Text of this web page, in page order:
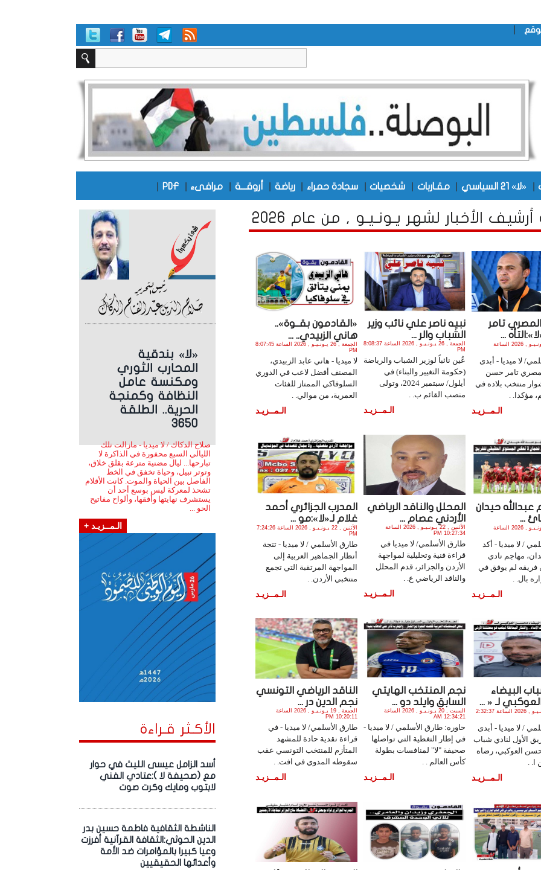
«لا» 21 السياسي مقـاربات شخصيات سجادة حمراء رياضة أروقـــة مرافىء PDF
«لا» بندقية
المحارب الثوري
ومكنسة عامل
النظافة وكمنجة
الحرية.. الطلقة
3650
صلاح الدكاك / لا ميديا - مازالت تلك
الليالي السبع محفورة في الذاكرة لا
تبارحها... ليال مضنية مترعة بقلق خلاق،
وتوتر نبيل، وحياة تخفق في الخط
الفاصل بين الحياة والموت. كانت الأقلام
تشحذ لمعركة ليس بوسع أحد أن
يستشرف نهايتها وأفقها، وألواح مفاتيح
الحو ...
الـمــزيـد +
الأكـثر قـراءة
أسد الزامل عيسى الليث في حوار
مع (صحيفة لا ):عتادي الفني
لابتوب ومايك وكرت صوت
الناشطة الثقافية فاطمة حسين بدر
الدين الحوثي:الثقافة القرآنية أفرزت
وعيا كبيرا بالمؤامرات ضد الأمة
وأعدائها الحقيقيين
أرشيف الأخبار لشهر يـونـيـو , من عام 2026
تامر
...
الأثنين , 29 يـونـيـو , 2026 الساعة
لا ميديا - أبدى
تامر حسن
منتخب بلاده في
مؤكدا. .
الـمــزيـد
نبيه ناصر علي نائب وزير
الشباب والر ...
الجمعة , 26 يـونـيـو , 2026 الساعة 8:08:37
PM
عُين نائباً لوزير الشباب والرياضة
(حكومة التغيير والبناء) في
أيلول/ سبتمبر 2024، وتولى
منصب القائم ب. .
الـمــزيـد
«القادمون بقــوة»..
هاني الزبيدي.. ...
الجمعة , 26 يـونـيـو , 2026 الساعة 8:07:45
PM
لا ميديا - هاني عابد الزبيدي،
المصنف أفضل لاعب في الدوري
السلوفاكي الممتاز للفئات
العمرية، من موالي. .
الـمــزيـد
عبدالله حيدان
...
الثلاثاء , 23 يـونـيـو , 2026 الساعة
/ لا ميديا - أكد
مهاجم نادي
فريقه لم يوفق في
بال. .
الـمــزيـد
المحلل والناقد الرياضي
الأردني عصام ...
الأثنين , 22 يـونـيـو , 2026 الساعة
10:27:34 PM
طارق الأسلمي/ لا ميديا في
قراءة فنية وتحليلية لمواجهة
الأردن والجزائر، قدم المحلل
والناقد الرياضي ع. .
الـمــزيـد
المدرب الجزائري أحمد
غلام لـ«لا»:مو ...
الأثنين , 22 يـونـيـو , 2026 الساعة 7:24:26
PM
طارق الأسلمي / لا ميديا - تتجة
أنظار الجماهير العربية إلى
المواجهة المرتقبة التي تجمع
منتخبي الأردن. .
الـمــزيـد
البيضاء
لـ « ...
الأحد , 21 يـونـيـو , 2026 الساعة 2:32:37
/ لا ميديا - أبدى
الأول لنادي شباب
العوكبي، رضاه
.
الـمــزيـد
نجم المنتخب الهايتي
السابق وايلد دو ...
السبت , 20 يـونـيـو , 2026 الساعة
12:34:21 AM
حاوره: طارق الأسلمي / لا ميديا -
في إطار التغطية التي تواصلها
صحيفة "لا" لمنافسات بطولة
كأس العالم . .
الـمــزيـد
الناقد الرياضي التونسي
نجم الدين در ...
الجمعة , 19 يـونـيـو , 2026 الساعة
10:20:11 PM
طارق الأسلمي/ لا ميديا - في
قراءة نقدية حادة للمشهد
المتأزم للمنتخب التونسي عقب
سقوطه المدوي في افت. .
الـمــزيـد